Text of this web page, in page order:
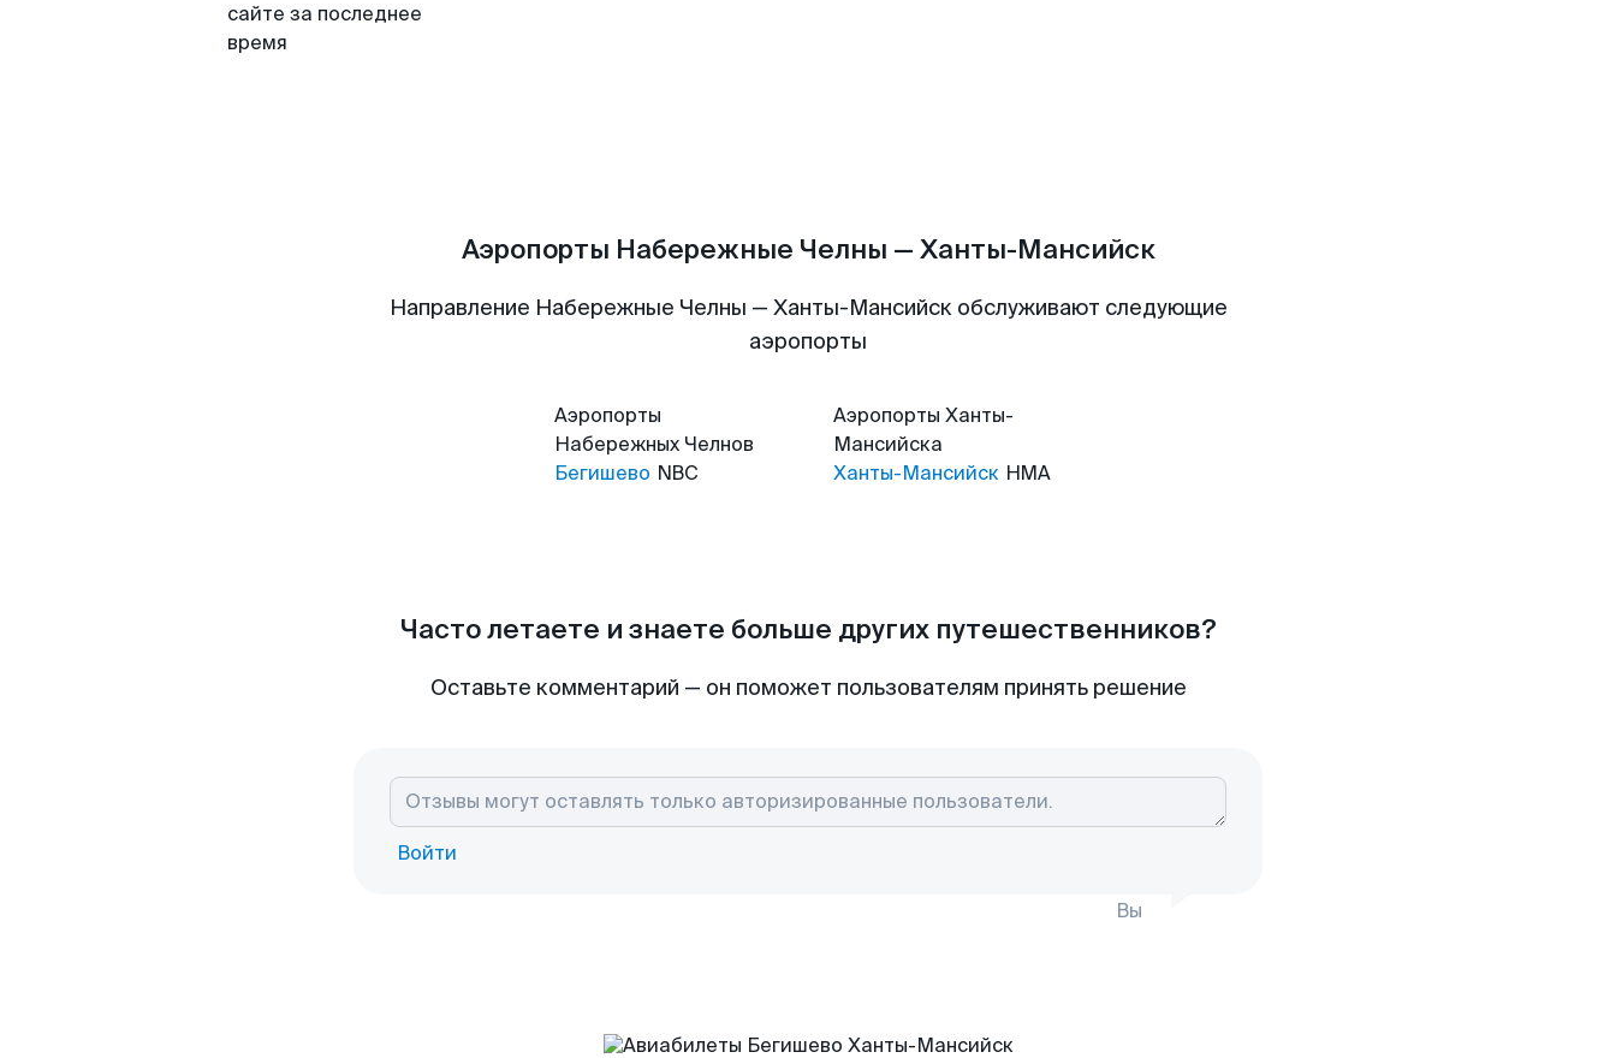
сайте за последнее
время
Аэропорты Набережные Челны — Ханты-Мансийск
Направление Набережные Челны — Ханты-Мансийск обслуживают следующие
аэропорты
Аэропорты
Набережных Челнов
Бегишево NBC
Аэропорты Ханты-
Мансийска
Ханты-Мансийск HMA
Часто летаете и знаете больше других путешественников?
Оставьте комментарий — он поможет пользователям принять решение
Войти
Вы